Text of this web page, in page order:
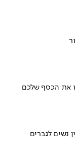
את הכסף שלכם
נשים לגברים